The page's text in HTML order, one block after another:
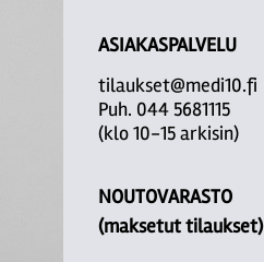
ASIAKASPALVELU
tilaukset@medi10.fi
Puh. 044 5681115
(klo 10-15 arkisin)
NOUTOVARASTO
(maksetut tilaukset)